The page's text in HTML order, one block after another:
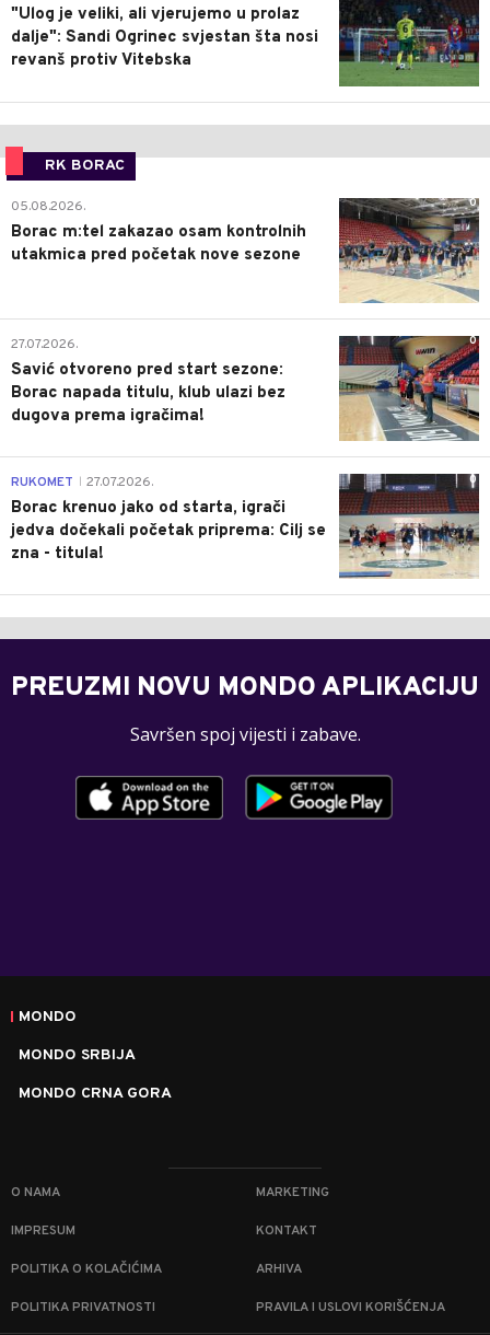
"Ulog je veliki, ali vjerujemo u prolaz
dalje": Sandi Ogrinec svjestan šta nosi
revanš protiv Vitebska
RK BORAC
0
05.08.2026.
Borac m:tel zakazao osam kontrolnih
utakmica pred početak nove sezone
0
27.07.2026.
Savić otvoreno pred start sezone:
Borac napada titulu, klub ulazi bez
dugova prema igračima!
0
RUKOMET 27.07.2026.
Borac krenuo jako od starta, igrači
jedva dočekali početak priprema: Cilj se
zna - titula!
PREUZMI NOVU MONDO APLIKACIJU
Savršen spoj vijesti i zabave.
MONDO
MONDO SRBIJA
MONDO CRNA GORA
O NAMA MARKETING
IMPRESUM KONTAKT
POLITIKA O KOLAČIĆIMA ARHIVA
POLITIKA PRIVATNOSTI PRAVILA I USLOVI KORIŠĆENJA